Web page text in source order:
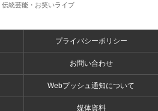
伝統芸能・お笑いライブ
プライバシーポリシー
お問い合わせ
Webプッシュ通知について
媒体資料